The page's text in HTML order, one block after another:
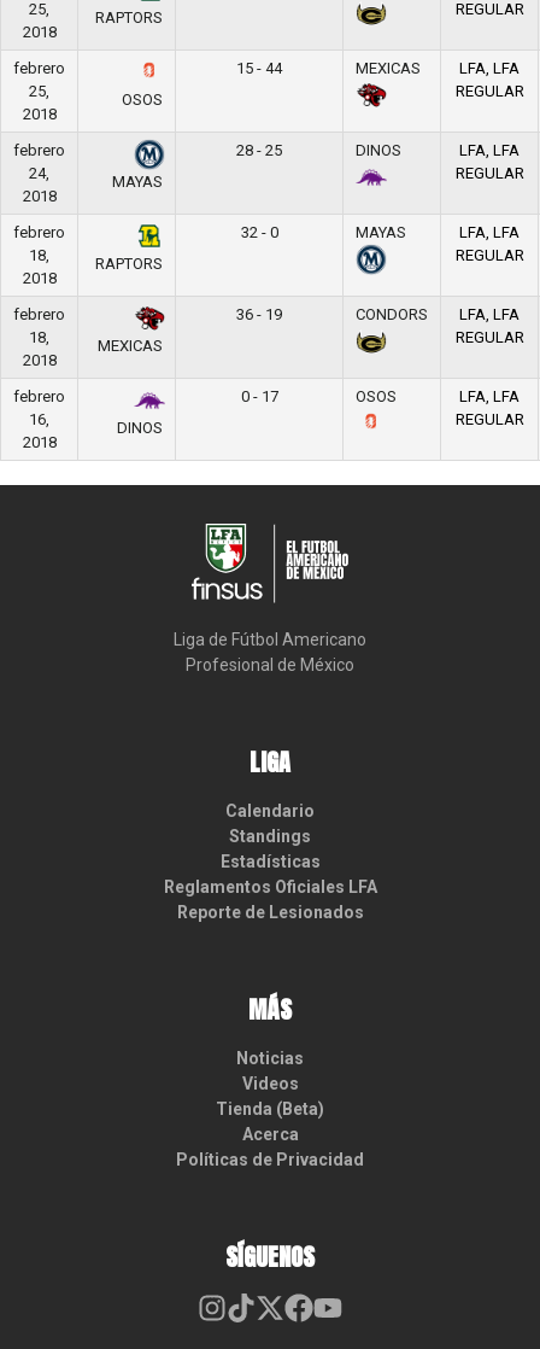
25,
2018
RAPTORS
REGULAR
febrero
25,
2018
OSOS
15 - 44 MEXICAS
LFA, LFA
REGULAR
febrero
24,
2018
MAYAS
28 - 25 DINOS
LFA, LFA
REGULAR
febrero
18,
2018
RAPTORS
32 - 0 MAYAS
LFA, LFA
REGULAR
febrero
18,
2018
MEXICAS
36 - 19 CONDORS
LFA, LFA
REGULAR
febrero
16,
2018
DINOS
0 - 17 OSOS
LFA, LFA
REGULAR
Liga de Fútbol Americano
Profesional de México
LIGA
Calendario
Standings
Estadísticas
Reglamentos Oficiales LFA
Reporte de Lesionados
MÁS
Noticias
Videos
Tienda (Beta)
Acerca
Políticas de Privacidad
SÍGUENOS